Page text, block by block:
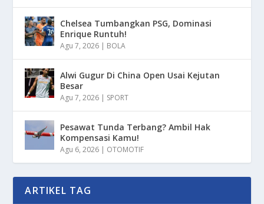
Chelsea Tumbangkan PSG, Dominasi
Enrique Runtuh!
Agu 7, 2026 | BOLA
Alwi Gugur Di China Open Usai Kejutan
Besar
Agu 7, 2026 | SPORT
Pesawat Tunda Terbang? Ambil Hak
Kompensasi Kamu!
Agu 6, 2026 | OTOMOTIF
ARTIKEL TAG